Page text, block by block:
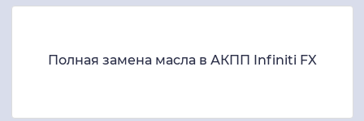
Полная замена масла в АКПП Infiniti FX